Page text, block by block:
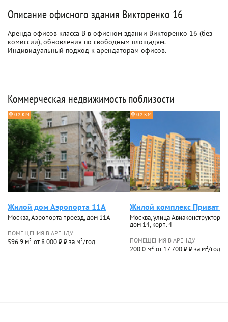
Описание офисного здания Викторенко 16
Аренда офисов класса B в офисном здании Викторенко 16 (без
комиссии), обновления по свободным площадям.
Индивидуальный подход к арендаторам офисов.
Коммерческая недвижимость поблизости
0.2 КМ
Жилой дом Аэропорта 11А
Москва, Аэропорта проезд, дом 11А
ПОМЕЩЕНИЯ В АРЕНДУ
596.9 м² от 8 000 ₽ ₽ за м²/год
0.2 КМ
Жилой комплекс Приват
Москва, улица Авиаконструктора
дом 14, корп. 4
ПОМЕЩЕНИЯ В АРЕНДУ
200.0 м² от 17 700 ₽ ₽ за м²/год